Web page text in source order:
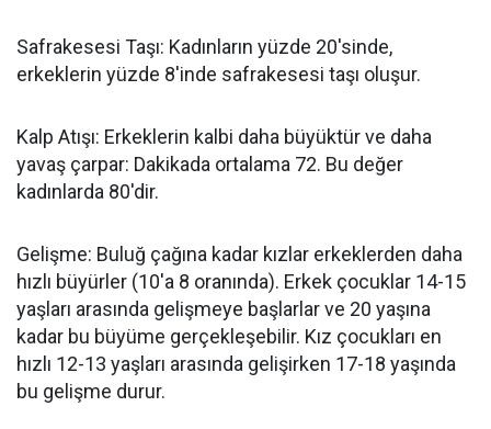
Safrakesesi Taşı: Kadınların yüzde 20'sinde,
erkeklerin yüzde 8'inde safrakesesi taşı oluşur.
Kalp Atışı: Erkeklerin kalbi daha büyüktür ve daha
yavaş çarpar: Dakikada ortalama 72. Bu değer
kadınlarda 80'dir.
Gelişme: Buluğ çağına kadar kızlar erkeklerden daha
hızlı büyürler (10'a 8 oranında). Erkek çocuklar 14-15
yaşları arasında gelişmeye başlarlar ve 20 yaşına
kadar bu büyüme gerçekleşebilir. Kız çocukları en
hızlı 12-13 yaşları arasında gelişirken 17-18 yaşında
bu gelişme durur.